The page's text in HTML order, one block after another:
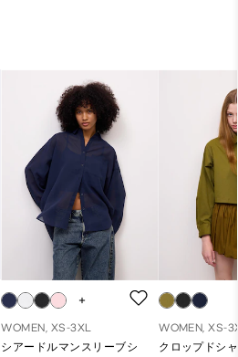
WOMEN, XS-3XL
シアードルマンスリーブシ
WOMEN, XS-
クロップドシ